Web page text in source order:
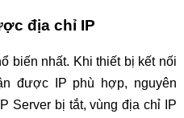
địa chỉ IP
biến nhất. Khi thiết bị kết nối
được IP phù hợp, nguyên
Server bị tắt, vùng địa chỉ IP